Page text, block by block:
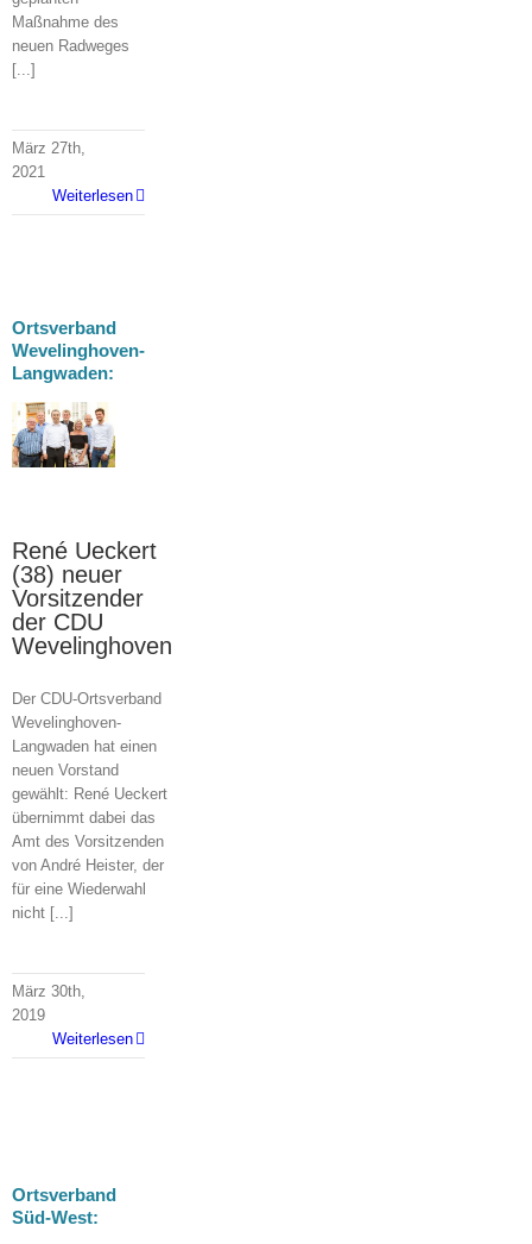
Maßnahme des
neuen Radweges
[...]
März 27th,
2021
Weiterlesen
Ortsverband
Wevelinghoven-
Langwaden:
René Ueckert
(38) neuer
Vorsitzender
der CDU
Wevelinghoven
Der CDU-Ortsverband
Wevelinghoven-
Langwaden hat einen
neuen Vorstand
gewählt: René Ueckert
übernimmt dabei das
Amt des Vorsitzenden
von André Heister, der
für eine Wiederwahl
nicht [...]
März 30th,
2019
Weiterlesen
Ortsverband
Süd-West: